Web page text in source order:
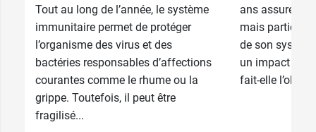
Tout au long de l’année, le système
immunitaire permet de protéger
l’organisme des virus et des
bactéries responsables d’affections
courantes comme le rhume ou la
grippe. Toutefois, il peut être
fragilisé...
ans assure
mais participe
de son
un impact sur
fait-elle l’objet